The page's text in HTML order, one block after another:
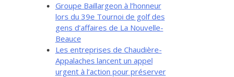
Groupe Baillargeon à l’honneur
lors du 39e Tournoi de golf des
gens d’affaires de La Nouvelle-
Beauce
Les entreprises de Chaudière-
Appalaches lancent un appel
urgent à l’action pour préserver